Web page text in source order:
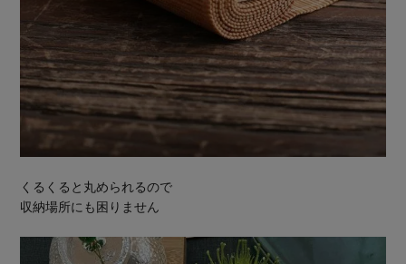
くるくると丸められるので
収納場所にも困りません